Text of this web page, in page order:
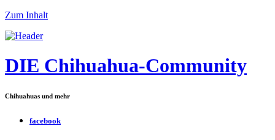
Zum Inhalt
DIE Chihuahua-Community
Chihuahuas und mehr
facebook